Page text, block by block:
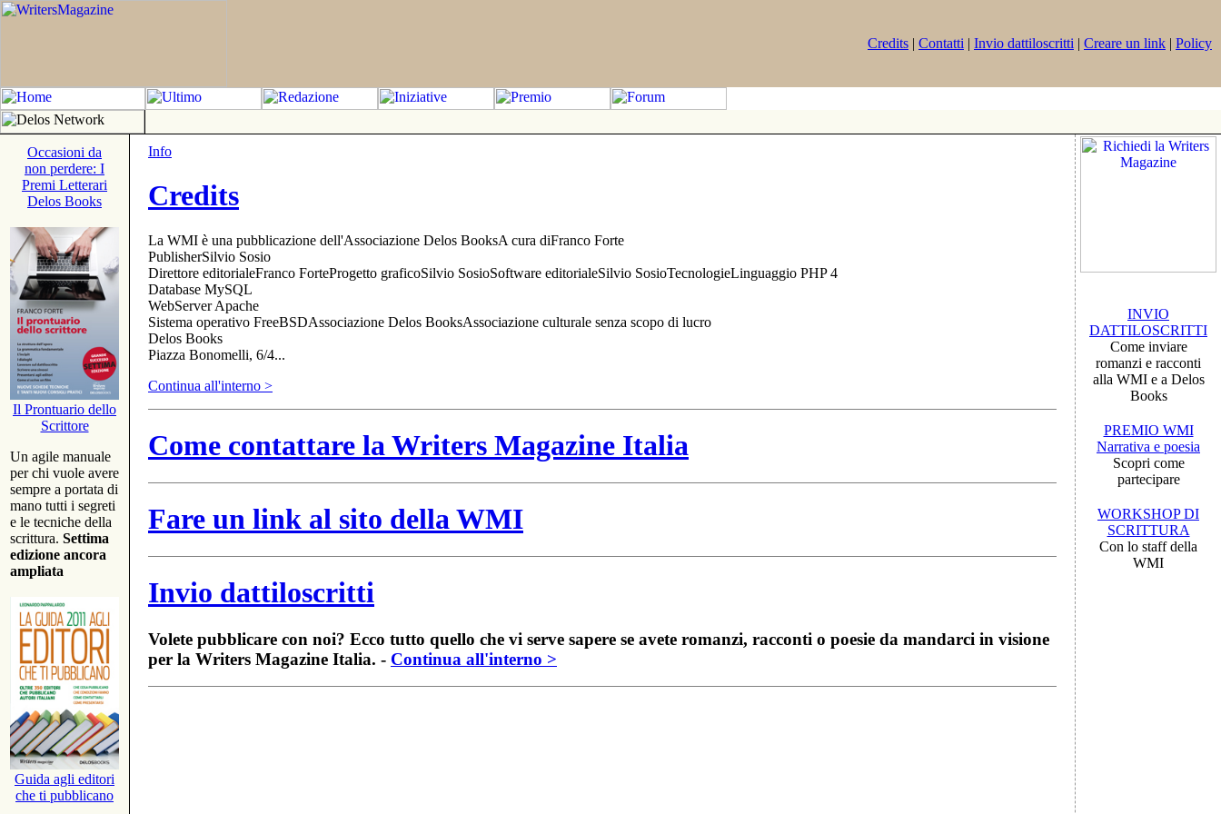
Credits | Contatti | Invio dattiloscritti | Creare un link | Policy
Occasioni da
non perdere: I
Premi Letterari
Delos Books
Il Prontuario dello
Scrittore
Un agile manuale
per chi vuole avere
sempre a portata di
mano tutti i segreti
e le tecniche della
scrittura. Settima
edizione ancora
ampliata
Guida agli editori
che ti pubblicano
Info
Credits
La WMI è una pubblicazione dell'Associazione Delos BooksA cura diFranco Forte
PublisherSilvio Sosio
Direttore editorialeFranco ForteProgetto graficoSilvio SosioSoftware editorialeSilvio SosioTecnologieLinguaggio PHP 4
Database MySQL
WebServer Apache
Sistema operativo FreeBSDAssociazione Delos BooksAssociazione culturale senza scopo di lucro
Delos Books
Piazza Bonomelli, 6/4...
Continua all'interno >
Come contattare la Writers Magazine Italia
Fare un link al sito della WMI
Invio dattiloscritti
Volete pubblicare con noi? Ecco tutto quello che vi serve sapere se avete romanzi, racconti o poesie da mandarci in visione
per la Writers Magazine Italia. - Continua all'interno >
INVIO
DATTILOSCRITTI
Come inviare
romanzi e racconti
alla WMI e a Delos
Books
PREMIO WMI
Narrativa e poesia
Scopri come
partecipare
WORKSHOP DI
SCRITTURA
Con lo staff della
WMI